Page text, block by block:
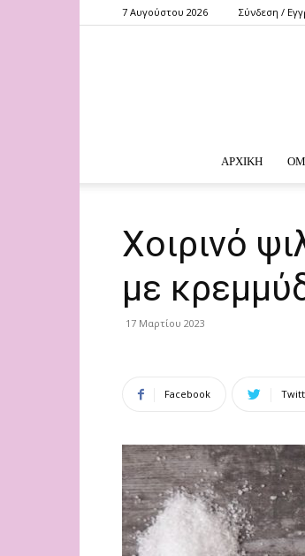
7 Αυγούστου 2026 Σύνδεση /
ΑΡΧΙΚΗ
Χοιρινό
με
17 Μαρτίου 2023
Facebook